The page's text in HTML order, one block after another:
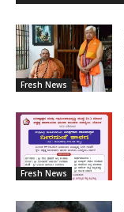
Fresh News
Fresh News